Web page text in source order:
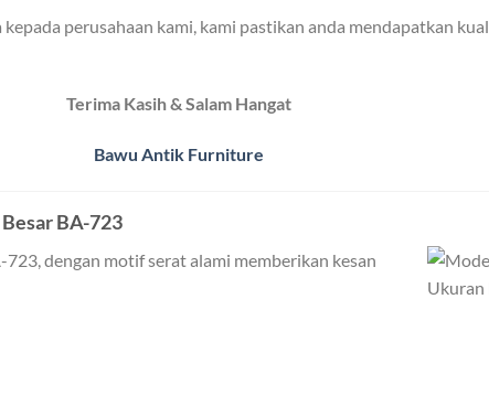
perusahaan kami, kami pastikan anda mendapatkan
Terima Kasih & Salam Hangat
Bawu Antik Furniture
BA-723
dengan motif serat alami memberikan kesan